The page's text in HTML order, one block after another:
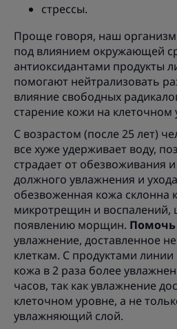
стрессы.
Проще говоря, наш
под влиянием окружающей
антиоксидантами продукты
помогают нейтрализовать
влияние свободных
старение кожи на клеточном
С возрастом (после 25 лет)
все хуже удерживает воду,
страдает от обезвоживания
должного увлажнения и
обезвоженная кожа склонна
микротрещин и
появлению морщин.
увлажнение, доставленное
клеткам. С продуктами
кожа в 2 раза более
часов, так как увлажнение
клеточном уровне, а не
увлажняющий слой.